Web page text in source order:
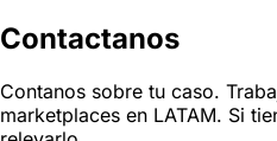
Contactanos
Contanos sobre tu caso.
marketplaces en LATAM. Si